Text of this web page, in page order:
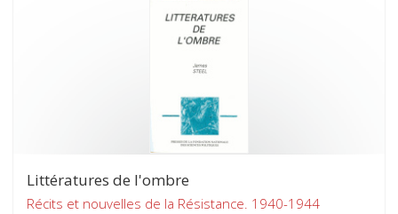
Littératures de l'ombre
Récits et nouvelles de la Résistance. 1940-1944